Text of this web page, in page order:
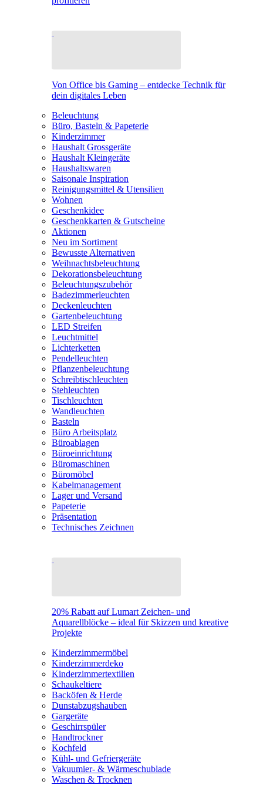
Von Office bis Gaming – entdecke Technik für
dein digitales Leben
Beleuchtung
Büro, Basteln & Papeterie
Kinderzimmer
Haushalt Grossgeräte
Haushalt Kleingeräte
Haushaltswaren
Saisonale Inspiration
Reinigungsmittel & Utensilien
Wohnen
Geschenkidee
Geschenkkarten & Gutscheine
Aktionen
Neu im Sortiment
Bewusste Alternativen
Weihnachtsbeleuchtung
Dekorationsbeleuchtung
Beleuchtungszubehör
Badezimmerleuchten
Deckenleuchten
Gartenbeleuchtung
LED Streifen
Leuchtmittel
Lichterketten
Pendelleuchten
Pflanzenbeleuchtung
Schreibtischleuchten
Stehleuchten
Tischleuchten
Wandleuchten
Basteln
Büro Arbeitsplatz
Büroablagen
Büroeinrichtung
Büromaschinen
Büromöbel
Kabelmanagement
Lager und Versand
Papeterie
Präsentation
Technisches Zeichnen
20% Rabatt auf Lumart Zeichen- und
Aquarellblöcke – ideal für Skizzen und kreative
Projekte
Kinderzimmermöbel
Kinderzimmerdeko
Kinderzimmertextilien
Schaukeltiere
Backöfen & Herde
Dunstabzugshauben
Gargeräte
Geschirrspüler
Handtrockner
Kochfeld
Kühl- und Gefriergeräte
Vakuumier- & Wärmeschublade
Waschen & Trocknen